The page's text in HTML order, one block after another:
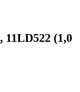
(1,0